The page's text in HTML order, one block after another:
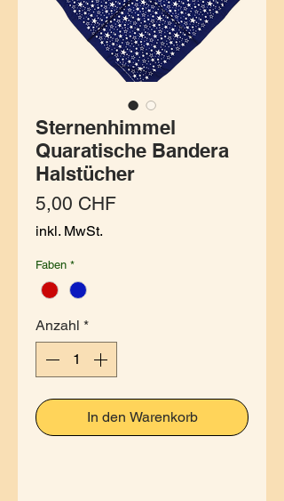
Sternenhimmel
Quaratische Bandera
Halstücher
5,00 CHFPreis
inkl. MwSt.
Faben *
Anzahl *
In den Warenkorb